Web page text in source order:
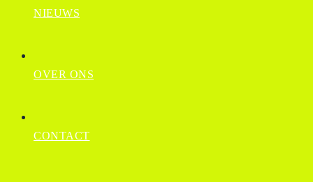
NIEUWS
OVER ONS
CONTACT